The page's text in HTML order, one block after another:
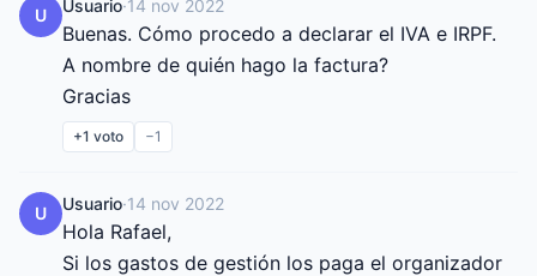
U Usuario·14 nov 2022
Buenas. Cómo procedo a declarar el IVA e IRPF.
A nombre de quién hago la factura?
Gracias
+1 voto −1
U Usuario·14 nov 2022
Hola Rafael,
Si los gastos de gestión los paga el organizador